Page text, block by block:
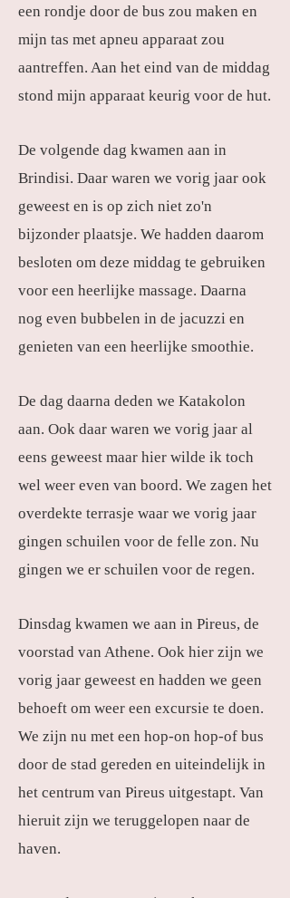
een rondje door de bus zou maken en
mijn tas met apneu apparaat zou
aantreffen. Aan het eind van de middag
stond mijn apparaat keurig voor de hut.
De volgende dag kwamen aan in
Brindisi. Daar waren we vorig jaar ook
geweest en is op zich niet zo'n
bijzonder plaatsje. We hadden daarom
besloten om deze middag te gebruiken
voor een heerlijke massage. Daarna
nog even bubbelen in de jacuzzi en
genieten van een heerlijke smoothie.
De dag daarna deden we Katakolon
aan. Ook daar waren we vorig jaar al
eens geweest maar hier wilde ik toch
wel weer even van boord. We zagen het
overdekte terrasje waar we vorig jaar
gingen schuilen voor de felle zon. Nu
gingen we er schuilen voor de regen.
Dinsdag kwamen we aan in Pireus, de
voorstad van Athene. Ook hier zijn we
vorig jaar geweest en hadden we geen
behoeft om weer een excursie te doen.
We zijn nu met een hop-on hop-of bus
door de stad gereden en uiteindelijk in
het centrum van Pireus uitgestapt. Van
hieruit zijn we teruggelopen naar de
haven.